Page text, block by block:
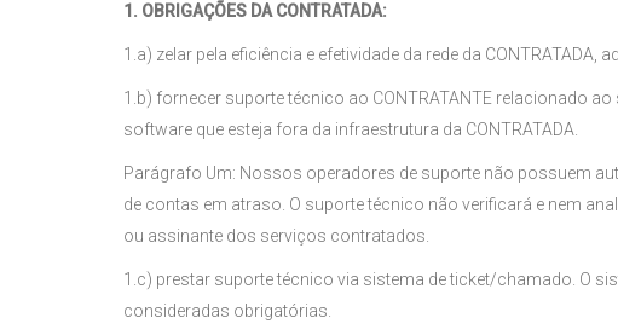
1. OBRIGAÇÕES DA CONTRATADA:
1.a) zelar pela eficiência e efetividade da rede da
1.b) fornecer suporte técnico ao CONTRATANTE relacionado
software que esteja fora da infraestrutura da CONTRATADA.
Parágrafo Um: Nossos operadores de suporte não possuem
de contas em atraso. O suporte técnico não verificará e nem
ou assinante dos serviços contratados.
1.c) prestar suporte técnico via sistema de ticket/chamado. O
consideradas obrigatórias.